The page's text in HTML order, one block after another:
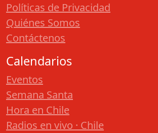
Políticas de Privacidad
Quiénes Somos
Contáctenos
Calendarios
Eventos
Semana Santa
Hora en Chile
Radios en vivo · Chile